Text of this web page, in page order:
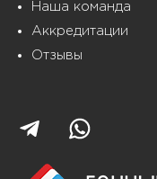
Наша команда
Аккредитации
Отзывы